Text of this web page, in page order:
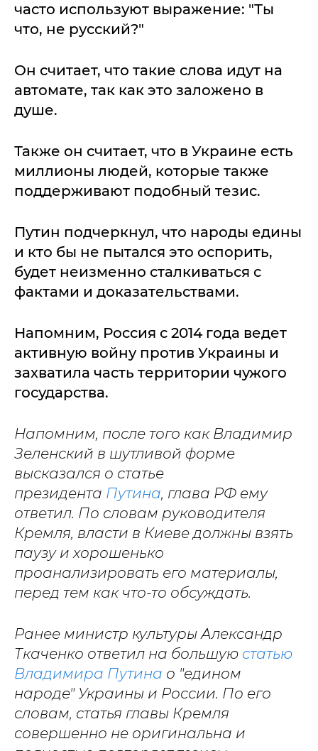
часто используют выражение: "Ты
что, не русский?"
Он считает, что такие слова идут на
автомате, так как это заложено в
душе.
Также он считает, что в Украине есть
миллионы людей, которые также
поддерживают подобный тезис.
Путин подчеркнул, что народы едины
и кто бы не пытался это оспорить,
будет неизменно сталкиваться с
фактами и доказательствами.
Напомним, Россия с 2014 года ведет
активную войну против Украины и
захватила часть территории чужого
государства.
Напомним, после того как Владимир
Зеленский в шутливой форме
высказался о статье
президента Путина, глава РФ ему
ответил. По словам руководителя
Кремля, власти в Киеве должны взять
паузу и хорошенько
проанализировать его материалы,
перед тем как что-то обсуждать.
Ранее министр культуры Александр
Ткаченко ответил на большую статью
Владимира Путина о "едином
народе" Украины и России. По его
словам, статья главы Кремля
совершенно не оригинальна и